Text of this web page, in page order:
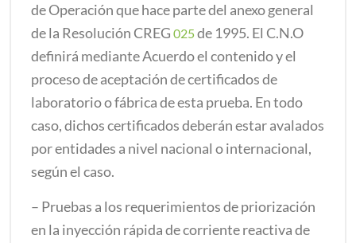
de Operación que hace parte del anexo general
de la Resolución CREG 025de 1995. El C.N.O
definirá mediante Acuerdo el contenido y el
proceso de aceptación de certificados de
laboratorio o fábrica de esta prueba. En todo
caso, dichos certificados deberán estar avalados
por entidades a nivel nacional o internacional,
según el caso.
– Pruebas a los requerimientos de priorización
en la inyección rápida de corriente reactiva de